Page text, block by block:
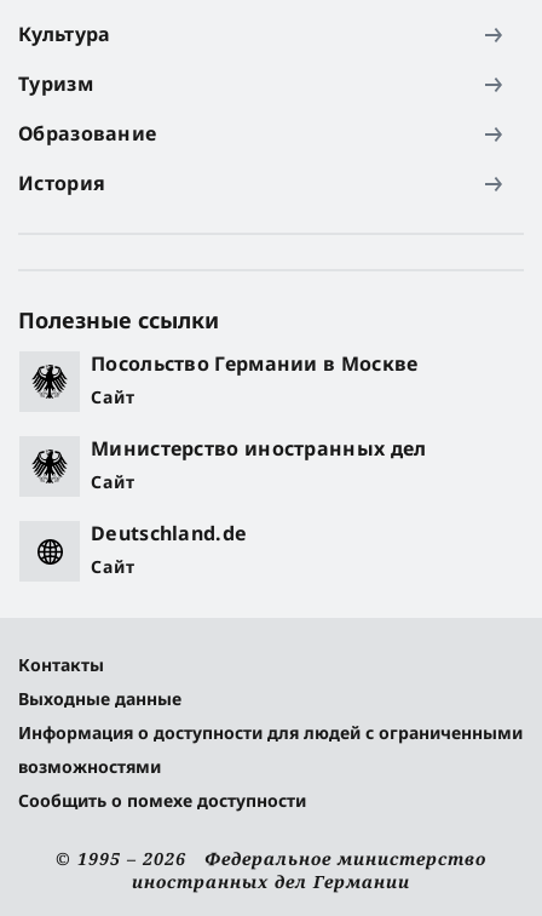
Культура
Туризм
Образование
История
Полезные ссылки
Посольство Германии в Москве
Сайт
Министерство иностранных дел
Сайт
Deutschland.de
Сайт
Контакты
Выходные данные
Информация о доступности для людей с ограниченными
возможностями
Сообщить о помехе доступности
© 1995 – 2026 Федеральное министерство
иностранных дел Германии